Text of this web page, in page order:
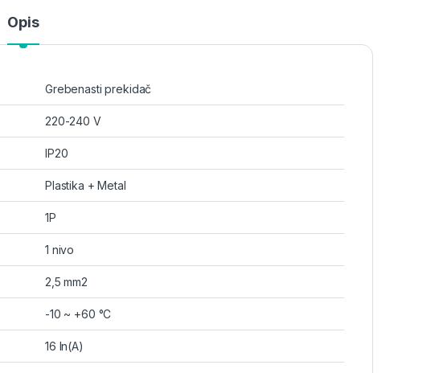
Opis
Grebenasti prekidač
220-240 V
IP20
Plastika + Metal
1P
1 nivo
2,5 mm2
-10 ~ +60 °C
16 In(A)